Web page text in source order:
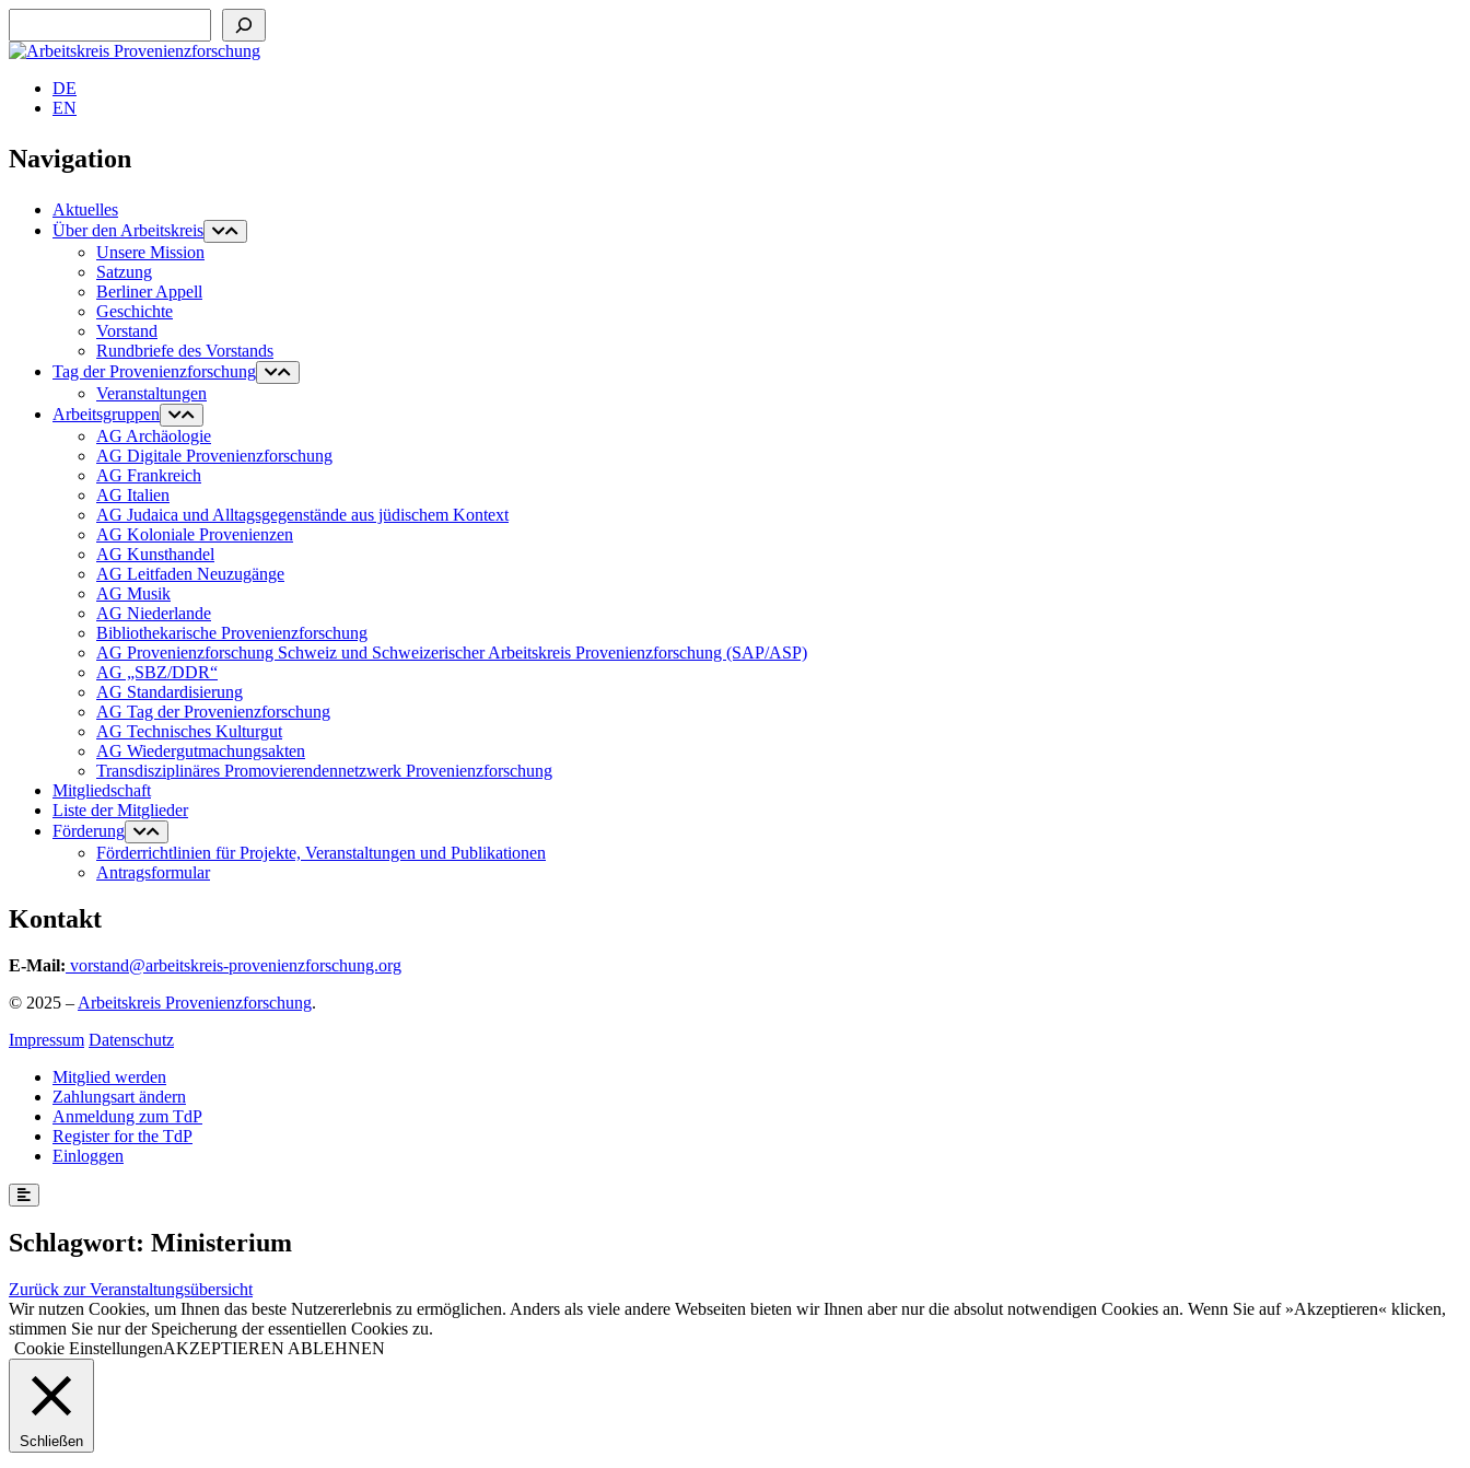
DE
EN
Navigation
Aktuelles
Über den Arbeitskreis
Unsere Mission
Satzung
Berliner Appell
Geschichte
Vorstand
Rundbriefe des Vorstands
Tag der Provenienzforschung
Veranstaltungen
Arbeitsgruppen
AG Archäologie
AG Digitale Provenienzforschung
AG Frankreich
AG Italien
AG Judaica und Alltagsgegenstände aus jüdischem Kontext
AG Koloniale Provenienzen
AG Kunsthandel
AG Leitfaden Neuzugänge
AG Musik
AG Niederlande
Bibliothekarische Provenienzforschung
AG Provenienzforschung Schweiz und Schweizerischer Arbeitskreis Provenienzforschung (SAP/ASP)
AG „SBZ/DDR“
AG Standardisierung
AG Tag der Provenienzforschung
AG Technisches Kulturgut
AG Wiedergutmachungsakten
Transdisziplinäres Promovierendennetzwerk Provenienzforschung
Mitgliedschaft
Liste der Mitglieder
Förderung
Förderrichtlinien für Projekte, Veranstaltungen und Publikationen
Antragsformular
Kontakt
E-Mail: vorstand@arbeitskreis-provenienzforschung.org
© 2025 – Arbeitskreis Provenienzforschung.
Impressum Datenschutz
Mitglied werden
Zahlungsart ändern
Anmeldung zum TdP
Register for the TdP
Einloggen
Schlagwort: Ministerium
Zurück zur Veranstaltungsübersicht
Wir nutzen Cookies, um Ihnen das beste Nutzererlebnis zu ermöglichen. Anders als viele andere Webseiten bieten wir Ihnen aber nur die absolut notwendigen Cookies an. Wenn Sie auf »Akzeptieren« klicken,
stimmen Sie nur der Speicherung der essentiellen Cookies zu.
Cookie EinstellungenAKZEPTIEREN ABLEHNEN
Schließen